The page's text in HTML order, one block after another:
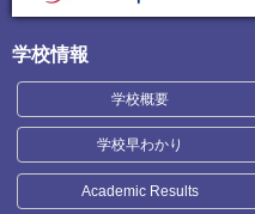
学校情報
学校概要
学校早わかり
Academic Results